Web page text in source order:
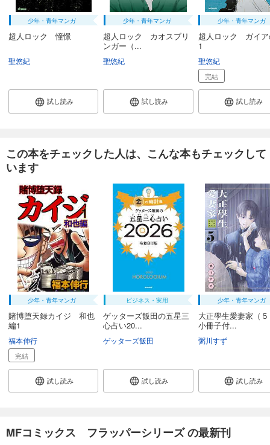
少年・青年マンガ
超人ロック 憧憬
聖悠紀
試し読み
少年・青年マンガ
超人ロック カオスブリ
ンガー（...
聖悠紀
試し読み
少年・青年マンガ
超人ロック ガイア
1
聖悠紀
完結
試し読み
この本をチェックした人は、こんな本もチェックして
います
少年・青年マンガ
賭博堕天録カイジ 和也
編1
福本伸行
完結
試し読み
ビジネス・実用
ゲッターズ飯田の五星三
心占い20...
ゲッターズ飯田
試し読み
少年・青年マンガ
大正學生愛妻家（
小冊子付...
粥川すず
試し読み
MFコミックス フラッパーシリーズ の最新刊